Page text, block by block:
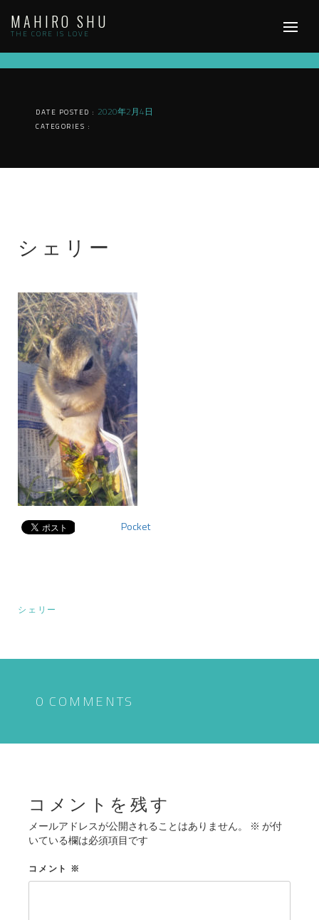
content
MAHIRO SHU
THE CORE IS LOVE
DATE POSTED : 2020年2月4日
CATEGORIES :
シェリー
Pocket
投
ナ
シ
シェリー
0 COMMENTS
コメントを残す
メールアドレスが公開されることはありません。 ※ が付
いている欄は必須項目です
コメント ※